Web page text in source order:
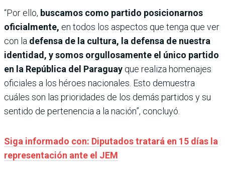
“Por ello, buscamos como partido posicionarnos
oficialmente, en todos los aspectos que tenga que ver
con la defensa de la cultura, la defensa de nuestra
identidad, y somos orgullosamente el único partido
en la República del Paraguay que realiza homenajes
oficiales a los héroes nacionales. Esto demuestra
cuáles son las prioridades de los demás partidos y su
sentido de pertenencia a la nación”, concluyó.
Siga informado con: Diputados tratará en 15 días la
representación ante el JEM